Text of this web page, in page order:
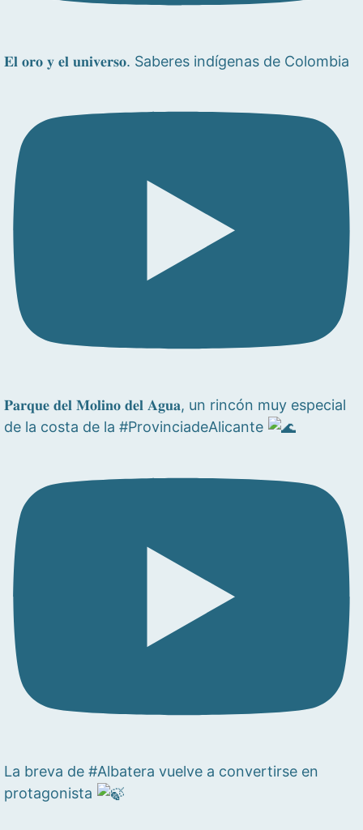
𝐄𝐥 𝐨𝐫𝐨 𝐲 𝐞𝐥 𝐮𝐧𝐢𝐯𝐞𝐫𝐬𝐨. Saberes indígenas de Colombia
𝐏𝐚𝐫𝐪𝐮𝐞 𝐝𝐞𝐥 𝐌𝐨𝐥𝐢𝐧𝐨 𝐝𝐞𝐥 𝐀𝐠𝐮𝐚, un rincón muy especial
de la costa de la #ProvinciadeAlicante
La breva de #Albatera vuelve a convertirse en
protagonista